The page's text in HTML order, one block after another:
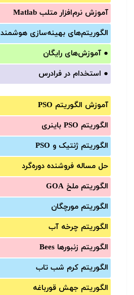
آموزش‌ نرم‌افزار متلب Matlab
الگوریتم‌های بهینه‌سازی هوشمند
● آموزش‌های رایگان
● استخدام در فرادرس
آموزش الگوریتم PSO
الگوریتم PSO باینری
الگوریتم ژنتیک و PSO
حل مساله فروشنده دوره‌گرد
الگوریتم ملخ GOA
الگوریتم مورچگان
الگوریتم چرخه آب
الگوریتم زنبورها Bees
الگوریتم کرم شب تاب
الگوریتم جهش قورباغه